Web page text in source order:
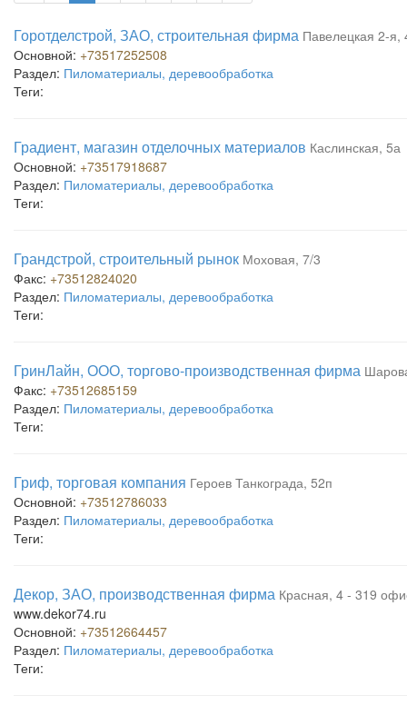
Горотделстрой, ЗАО, строительная фирма Павелецкая 2-я,
Основной: +73517252508
Раздел: Пиломатериалы, деревообработка
Теги:
Градиент, магазин отделочных материалов Каслинская, 5а
Основной: +73517918687
Раздел: Пиломатериалы, деревообработка
Теги:
Грандстрой, строительный рынок Моховая, 7/3
Факс: +73512824020
Раздел: Пиломатериалы, деревообработка
Теги:
ГринЛайн, ООО, торгово-производственная фирма
Факс: +73512685159
Раздел: Пиломатериалы, деревообработка
Теги:
Гриф, торговая компания Героев Танкограда, 52п
Основной: +73512786033
Раздел: Пиломатериалы, деревообработка
Теги:
Декор, ЗАО, производственная фирма Красная, 4 - 319
www.dekor74.ru
Основной: +73512664457
Раздел: Пиломатериалы, деревообработка
Теги: